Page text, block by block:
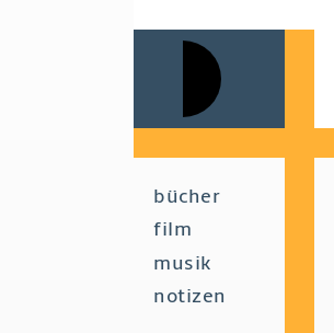
Main
navigation
bücher
film
musik
notizen